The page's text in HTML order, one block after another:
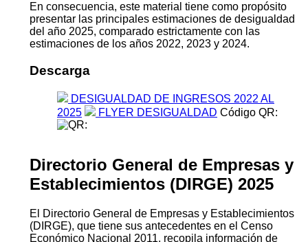
En consecuencia, este material tiene como propósito
presentar las principales estimaciones de desigualdad
del año 2025, comparado estrictamente con las
estimaciones de los años 2022, 2023 y 2024.
Descarga
DESIGUALDAD DE INGRESOS 2022 AL
2025
FLYER DESIGUALDAD Código QR:
Directorio General de Empresas y
Establecimientos (DIRGE) 2025
El Directorio General de Empresas y Establecimientos
(DIRGE), que tiene sus antecedentes en el Censo
Económico Nacional 2011, recopila información de